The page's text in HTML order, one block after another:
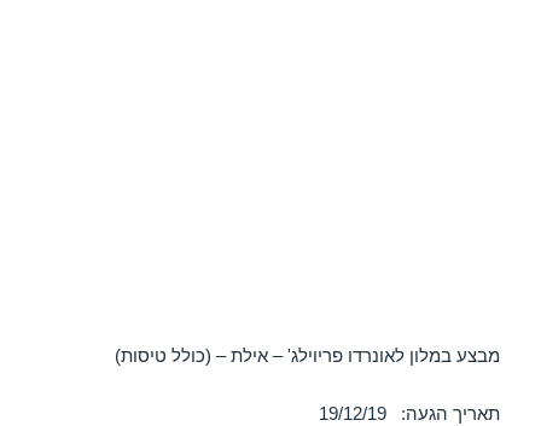
מבצע במלון לאונרדו פריוילג' – אילת – (כולל טיסות)
תאריך הגעה: 19/12/19